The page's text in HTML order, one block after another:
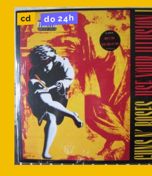
cd do 24h